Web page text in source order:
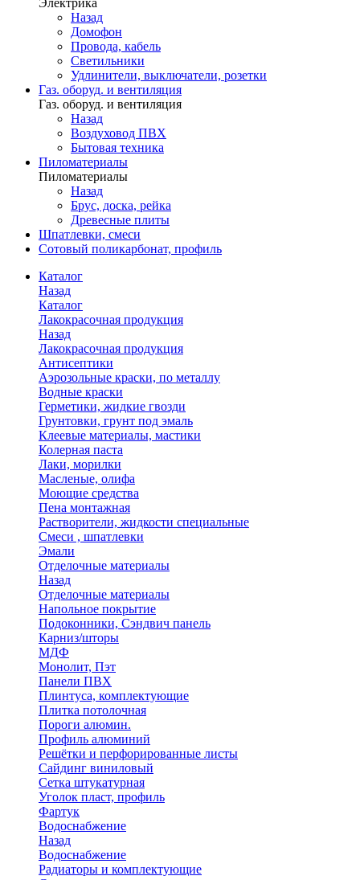
Электрика
Назад
Домофон
Провода, кабель
Светильники
Удлинители, выключатели, розетки
Газ. оборуд. и вентиляция
Газ. оборуд. и вентиляция
Назад
Воздуховод ПВХ
Бытовая техника
Пиломатериалы
Пиломатериалы
Назад
Брус, доска, рейка
Древесные плиты
Шпатлевки, смеси
Сотовый поликарбонат, профиль
Каталог
Назад
Каталог
Лакокрасочная продукция
Назад
Лакокрасочная продукция
Антисептики
Аэрозольные краски, по металлу
Водные краски
Герметики, жидкие гвозди
Грунтовки, грунт под эмаль
Клеевые материалы, мастики
Колерная паста
Лаки, морилки
Масленые, олифа
Моющие средства
Пена монтажная
Растворители, жидкости специальные
Смеси , шпатлевки
Эмали
Отделочные материалы
Назад
Отделочные материалы
Напольное покрытие
Подоконники, Сэндвич панель
Карниз/шторы
МДФ
Монолит, Пэт
Панели ПВХ
Плинтуса, комплектующие
Плитка потолочная
Пороги алюмин.
Профиль алюминий
Решётки и перфорированные листы
Сайдинг виниловый
Сетка штукатурная
Уголок пласт, профиль
Фартук
Водоснабжение
Назад
Водоснабжение
Радиаторы и комплектующие